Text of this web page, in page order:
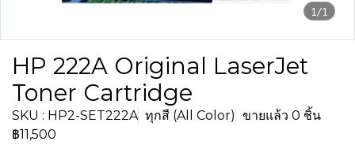
1/1
HP 222A Original LaserJet
Toner Cartridge
SKU : HP2-SET222A ทุกสี (All Color) ขายแล้ว 0 ชิ้น
฿11,500